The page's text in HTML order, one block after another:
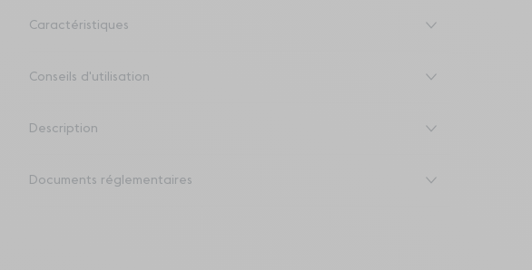
Caractéristiques
Conseils d'utilisation
Description
Documents réglementaires